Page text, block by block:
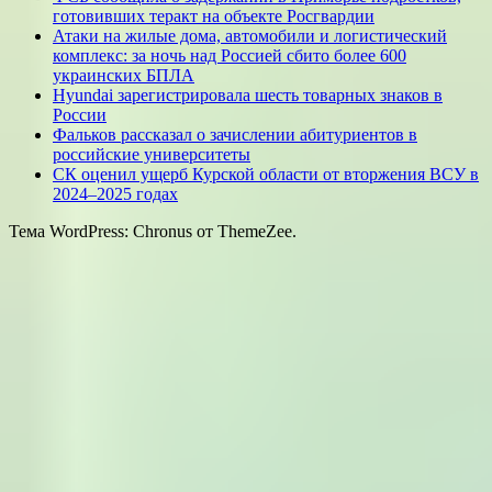
готовивших теракт на объекте Росгвардии
Атаки на жилые дома, автомобили и логистический
комплекс: за ночь над Россией сбито более 600
украинских БПЛА
Hyundai зарегистрировала шесть товарных знаков в
России
Фальков рассказал о зачислении абитуриентов в
российские университеты
СК оценил ущерб Курской области от вторжения ВСУ в
2024–2025 годах
Тема WordPress: Chronus от ThemeZee.